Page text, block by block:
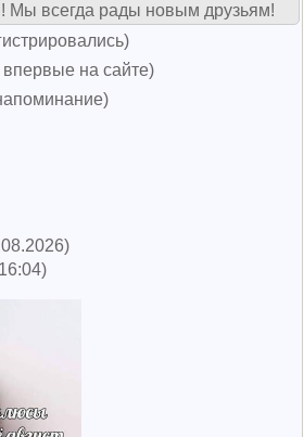
Мы всегда рады новым друзьям!
впервые на сайте)